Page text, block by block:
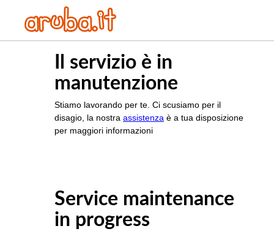
Il servizio è in
manutenzione
Stiamo lavorando per te. Ci scusiamo per il
disagio, la nostra assistenza è a tua disposizione
per maggiori informazioni
Service maintenance
in progress